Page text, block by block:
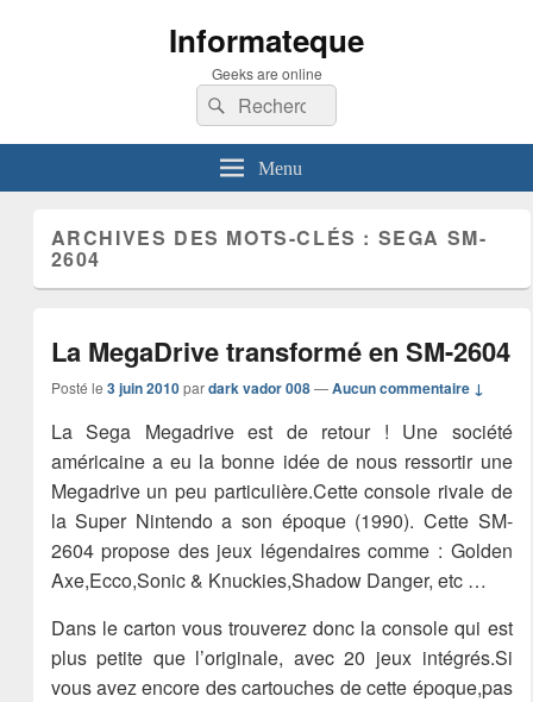
Informateque
Geeks are online
Recherche :
Rechercher
Menu
ARCHIVES DES MOTS-CLÉS : SEGA SM-
2604
La MegaDrive transformé en SM-2604
Posté le 3 juin 2010 pardark vador 008 —Aucun commentaire ↓
La Sega Megadrive est de retour ! Une société
américaine a eu la bonne idée de nous ressortir une
Megadrive un peu particulière.Cette console rivale de
la Super Nintendo a son époque (1990). Cette SM-
2604 propose des jeux légendaires comme : Golden
Axe,Ecco,Sonic & Knuckies,Shadow Danger, etc …
Dans le carton vous trouverez donc la console qui est
plus petite que l’originale, avec 20 jeux intégrés.Si
vous avez encore des cartouches de cette époque,pas